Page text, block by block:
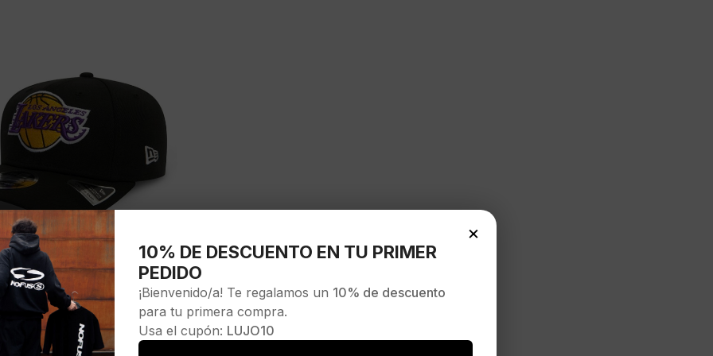
×
10% DE DESCUENTO EN TU PRIMER
PEDIDO
¡Bienvenido/a! Te regalamos un 10% de descuento
para tu primera compra.
Usa el cupón: LUJO10